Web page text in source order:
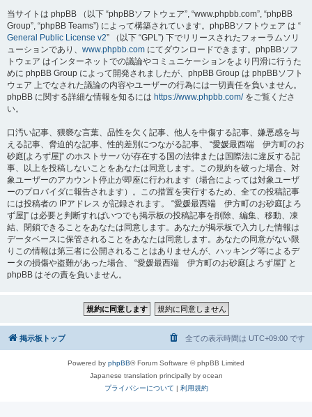
当サイトは phpBB （以下 “phpBBソフトウェア”, “www.phpbb.com”, “phpBB
Group”, “phpBB Teams”) によって構築されています。phpBBソフトウェア は “
General Public License v2” （以下 “GPL”) 下でリリースされたフォーラムソリ
ューションであり、 www.phpbb.com にてダウンロードできます。phpBBソフ
トウェア はインターネットでの議論やコミュニケーションをより円滑に行うた
めに phpBB Group によって開発されましたが、phpBB Group は phpBBソフト
ウェア 上でなされた議論の内容やユーザーの行為には一切責任を負いません。
phpBB に関する詳細な情報を知るには https://www.phpbb.com/をご覧くださ
い。
口汚い記事、猥褻な言葉、品性を欠く記事、他人を中傷する記事、嫌悪感を与
える記事、脅迫的な記事、性的差別につながる記事、 “愛媛最西端 伊方町のお
砂庭[よろず屋]” のホストサーバが存在する国の法律または国際法に違反する記
事、以上を投稿しないことをあなたは同意します。この規約を破った場合、対
象ユーザーのアカウント停止が即座に行われます（場合によっては対象ユーザ
ーのプロバイダに報告されます）。この措置を実行するため、全ての投稿記事
には投稿者の IPアドレス が記録されます。 “愛媛最西端 伊方町のお砂庭[よろ
ず屋]” は必要と判断すればいつでも掲示板の投稿記事を削除、編集、移動、凍
結、閉鎖できることをあなたは同意します。あなたが掲示板で入力した情報は
データベースに保管されることをあなたは同意します。あなたの同意がない限
りこの情報は第三者に公開されることはありませんが、ハッキング等によるデ
ータの損傷や盗難があった場合、 “愛媛最西端 伊方町のお砂庭[よろず屋]” と
phpBB はその責を負いません。
掲示板トップ 全ての表示時間は UTC+09:00 です
Powered by phpBB® Forum Software © phpBB Limited
Japanese translation principally by ocean
プライバシーについて | 利用規約